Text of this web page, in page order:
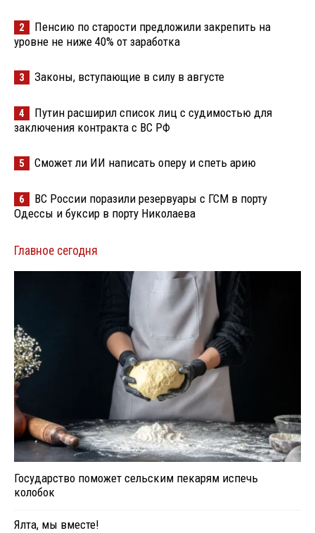
2
Пенсию по старости предложили закрепить на
уровне не ниже 40% от заработка
3 Законы, вступающие в силу в августе
4
Путин расширил список лиц с судимостью для
заключения контракта с ВС РФ
5 Сможет ли ИИ написать оперу и спеть арию
6
ВС России поразили резервуары с ГСМ в порту
Одессы и буксир в порту Николаева
Главное сегодня
Государство поможет сельским пекарям испечь
колобок
Ялта, мы вместе!